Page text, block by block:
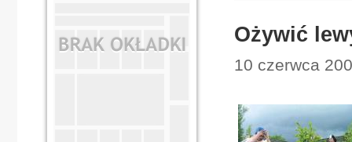
Ożywić
10 czerwca